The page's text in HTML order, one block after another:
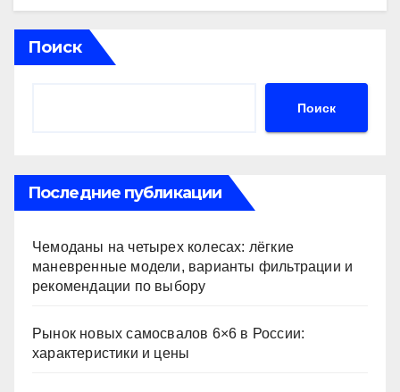
at
s
A
e
gr
a
er
n
ki
р
ть
Поиск
Поиск
Последние публикации
Чемоданы на четырех колесах: лёгкие
маневренные модели, варианты фильтрации и
рекомендации по выбору
Рынок новых самосвалов 6×6 в России:
характеристики и цены